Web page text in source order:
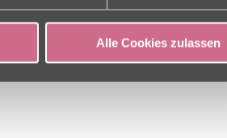
Alle Cookies zulassen